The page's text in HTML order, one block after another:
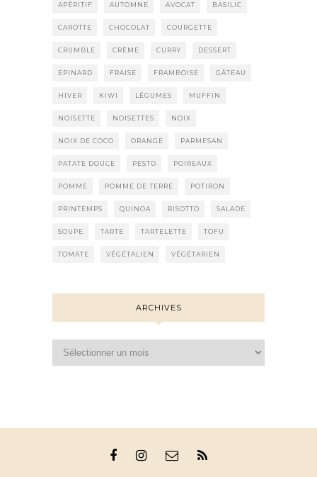
APÉRITIF AUTOMNE AVOCAT BASILIC
CAROTTE CHOCOLAT COURGETTE
CRUMBLE CRÈME CURRY DESSERT
EPINARD FRAISE FRAMBOISE GÂTEAU
HIVER KIWI LÉGUMES MUFFIN
NOISETTE NOISETTES NOIX
NOIX DE COCO ORANGE PARMESAN
PATATE DOUCE PESTO POIREAUX
POMME POMME DE TERRE POTIRON
PRINTEMPS QUINOA RISOTTO SALADE
SOUPE TARTE TARTELETTE TOFU
TOMATE VÉGÉTALIEN VÉGÉTARIEN
ARCHIVES